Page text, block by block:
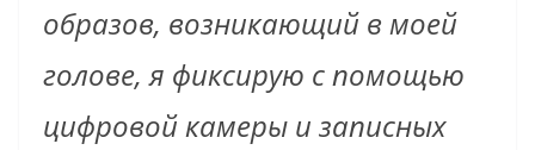
образов, возникающий в моей
голове, я фиксирую с помощью
цифровой камеры и записных